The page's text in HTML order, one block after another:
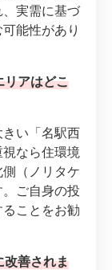
実需に基づ
能性があり
リアはどこ
い「名駅西
なら住環境
（ノリタケ
ご自身の投
ことをお勧
改善されま